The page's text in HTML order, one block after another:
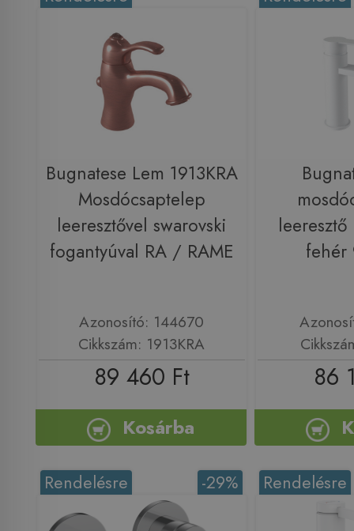
Bugnatese Lem 1913KRA
Mosdócsaptelep
leeresztővel swarovski
fogantyúval RA / RAME
Azonosító: 144670
Cikkszám: 1913KRA
89 460 Ft
Kosárba
fehér
86
-29%
Rendelésre Rendelésre